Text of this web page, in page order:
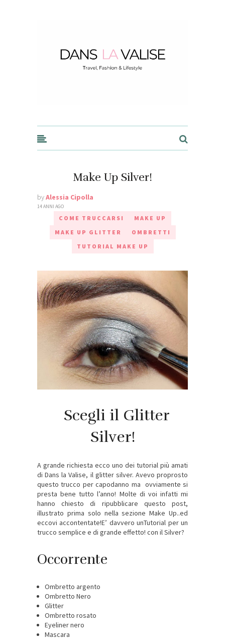
Make Up Silver!
byAlessia Cipolla
14 ANNI AGO
COME TRUCCARSI
MAKE UP
MAKE UP GLITTER
OMBRETTI
TUTORIAL MAKE UP
Scegli il Glitter
Silver!
A grande richiesta ecco uno dei tutorial più amati
di Dans la Valise, il glitter silver. Avevo proprosto
questo trucco per capodanno ma ovviamente si
presta bene tutto l’anno! Molte di voi infatti mi
hanno chiesto di ripubblicare questo post,
illustrato prima solo nella sezione Make Up..ed
eccovi accontentate!E’ davvero unTutorial per un
trucco semplice e di grande effetto! con il Silver?
Occorrente
Ombretto argento
Ombretto Nero
Glitter
Ombretto rosato
Eyeliner nero
Mascara